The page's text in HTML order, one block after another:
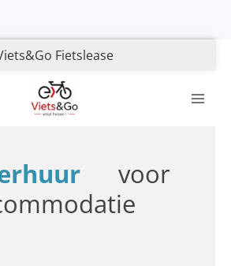
Fietslease
voor